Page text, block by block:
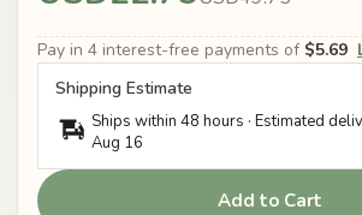
Pay in 4 interest-free payments of $5.69
Shipping Estimate
Ships within 48 hours · Estimated
Aug 16
Add to Cart